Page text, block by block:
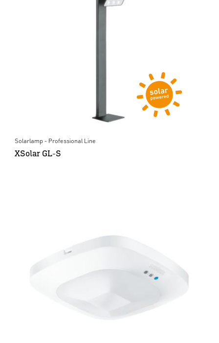
Solarlamp - Professional Line
XSolar GL-S